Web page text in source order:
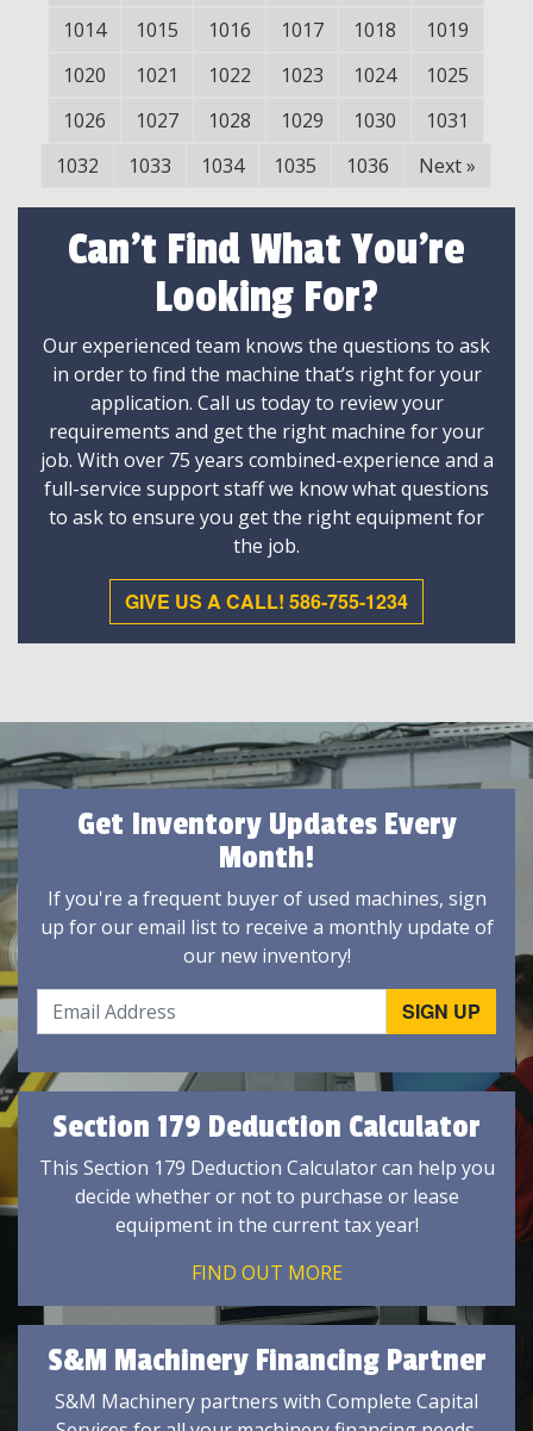
1014
1015 1016 1017 1018
1019
1020
1021 1022 1023 1024
1025
1026
1027 1028 1029 1030
1031
1032
1033 1034 1035 1036 Next»
Can't Find What You're
Looking For?
Our experienced team knows the questions to ask
in order to find the machine that’s right for your
application. Call us today to review your
requirements and get the right machine for your
job. With over 75 years combined-experience and a
full-service support staff we know what questions
to ask to ensure you get the right equipment for
the job.
GIVE US A CALL! 586-755-1234
Get Inventory Updates Every
Month!
If you're a frequent buyer of used machines, sign
up for our email list to receive a monthly update of
our new inventory!
Section 179 Deduction Calculator
This Section 179 Deduction Calculator can help you
decide whether or not to purchase or lease
equipment in the current tax year!
FIND OUT MORE
S&M Machinery Financing Partner
S&M Machinery partners with Complete Capital